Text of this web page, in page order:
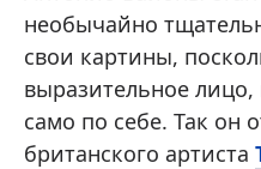
необычайно
свои картины,
выразительное
само по себе. Так он
британского артиста